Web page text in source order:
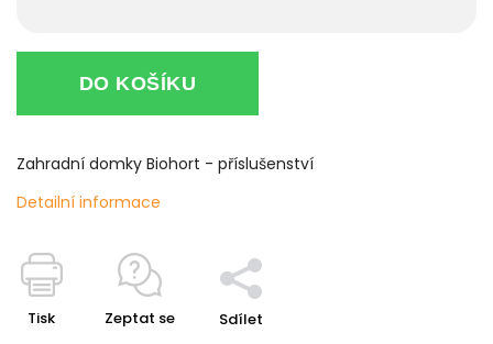
DO KOŠÍKU
Zahradní domky Biohort - příslušenství
Detailní informace
Tisk Zeptat se Sdílet